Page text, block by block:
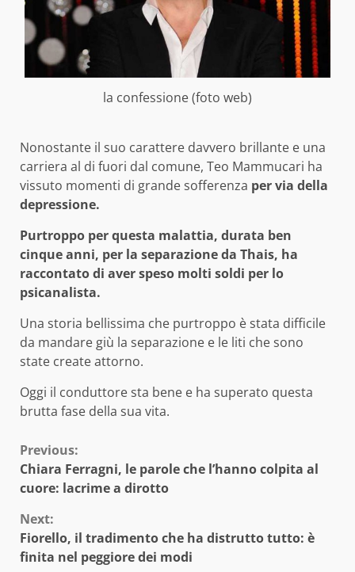
la confessione (foto web)
Nonostante il suo carattere davvero brillante e una
carriera al di fuori dal comune, Teo Mammucari ha
vissuto momenti di grande sofferenza per via della
depressione.
Purtroppo per questa malattia, durata ben
cinque anni, per la separazione da Thais, ha
raccontato di aver speso molti soldi per lo
psicanalista.
Una storia bellissima che purtroppo è stata difficile
da mandare giù la separazione e le liti che sono
state create attorno.
Oggi il conduttore sta bene e ha superato questa
brutta fase della sua vita.
Continue
Reading
Previous:
Chiara Ferragni, le parole che l’hanno colpita al
cuore: lacrime a dirotto
Next:
Fiorello, il tradimento che ha distrutto tutto: è
finita nel peggiore dei modi